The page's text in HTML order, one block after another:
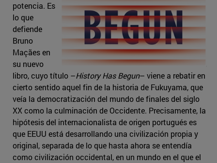
potencia. Es
lo que
defiende
Bruno
Maçães en
su nuevo
libro, cuyo título –History Has Begun– viene a rebatir en
cierto sentido aquel fin de la historia de Fukuyama, que
veía la democratización del mundo de finales del siglo
XX como la culminación de Occidente. Precisamente, la
hipótesis del internacionalista de origen portugués es
que EEUU está desarrollando una civilización propia y
original, separada de lo que hasta ahora se entendía
como civilización occidental, en un mundo en el que el